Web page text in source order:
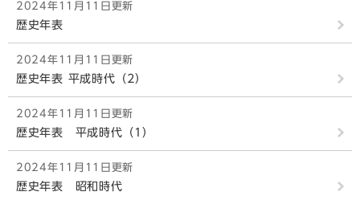
2024年11月11日更新
歴史年表
2024年11月11日更新
歴史年表 平成時代（2）
2024年11月11日更新
歴史年表 平成時代（1）
2024年11月11日更新
歴史年表 昭和時代